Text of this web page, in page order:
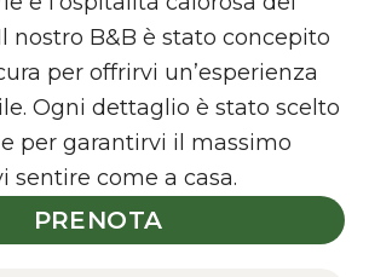
nostro B&B è stato concepito
per offrirvi un’esperienza
Ogni dettaglio è stato scelto
per garantirvi il massimo
sentire come a casa.
PRENOTA